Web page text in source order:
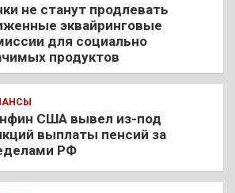
не станут продлевать
эквайринговые
для социально
продуктов
США вывел из-под
выплаты пенсий за
РФ